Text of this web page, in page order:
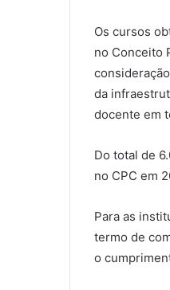
Os cursos
no Conceito
da
docente em
Do total de
no CPC em
Para as
termo de
o